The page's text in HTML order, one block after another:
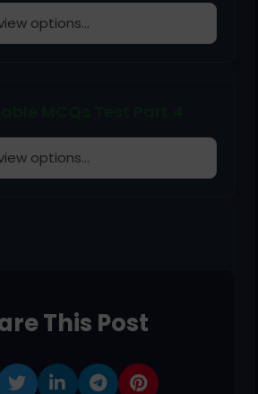
options...
options...
This Post